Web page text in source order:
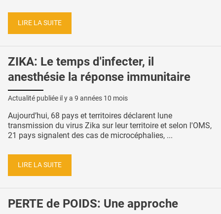
LIRE LA SUITE
ZIKA: Le temps d'infecter, il
anesthésie la réponse immunitaire
Actualité publiée il y a 9 années 10 mois
Aujourd’hui, 68 pays et territoires déclarent lune
transmission du virus Zika sur leur territoire et selon l'OMS,
21 pays signalent des cas de microcéphalies, ...
LIRE LA SUITE
PERTE de POIDS: Une approche